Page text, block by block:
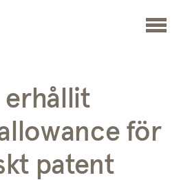
erhållit
för
patent